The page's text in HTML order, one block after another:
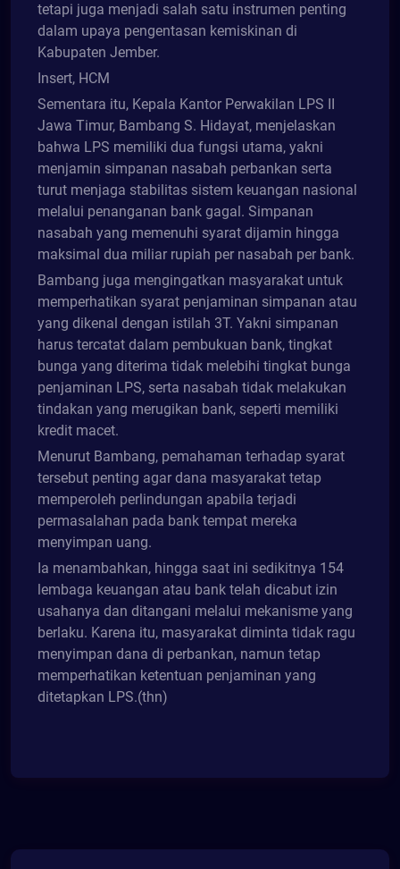
tetapi juga menjadi salah satu instrumen penting
dalam upaya pengentasan kemiskinan di
Kabupaten Jember.
Insert, HCM
Sementara itu, Kepala Kantor Perwakilan LPS II
Jawa Timur, Bambang S. Hidayat, menjelaskan
bahwa LPS memiliki dua fungsi utama, yakni
menjamin simpanan nasabah perbankan serta
turut menjaga stabilitas sistem keuangan nasional
melalui penanganan bank gagal. Simpanan
nasabah yang memenuhi syarat dijamin hingga
maksimal dua miliar rupiah per nasabah per bank.
Bambang juga mengingatkan masyarakat untuk
memperhatikan syarat penjaminan simpanan atau
yang dikenal dengan istilah 3T. Yakni simpanan
harus tercatat dalam pembukuan bank, tingkat
bunga yang diterima tidak melebihi tingkat bunga
penjaminan LPS, serta nasabah tidak melakukan
tindakan yang merugikan bank, seperti memiliki
kredit macet.
Menurut Bambang, pemahaman terhadap syarat
tersebut penting agar dana masyarakat tetap
memperoleh perlindungan apabila terjadi
permasalahan pada bank tempat mereka
menyimpan uang.
Ia menambahkan, hingga saat ini sedikitnya 154
lembaga keuangan atau bank telah dicabut izin
usahanya dan ditangani melalui mekanisme yang
berlaku. Karena itu, masyarakat diminta tidak ragu
menyimpan dana di perbankan, namun tetap
memperhatikan ketentuan penjaminan yang
ditetapkan LPS.(thn)